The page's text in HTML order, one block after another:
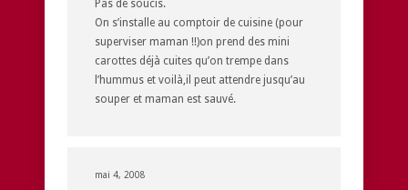
Pas de soucis.
On s’installe au comptoir de cuisine (pour
superviser maman !!)on prend des mini
carottes déjà cuites qu’on trempe dans
l’hummus et voilà,il peut attendre jusqu’au
souper et maman est sauvé.
mai 4, 2008